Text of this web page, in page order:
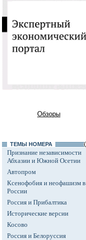
Обзоры
ТЕМЫ НОМЕРА
Признание независимости
Абхазии и Южной Осетии
Автопром
Ксенофобия и неофашизм в
России
Россия и Прибалтика
Исторические версии
Косово
Россия и Белоруссия